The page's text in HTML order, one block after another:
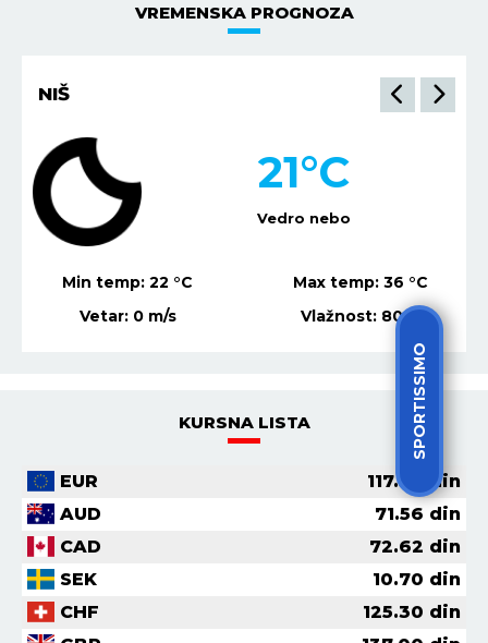
SPORTISSIMO
VREMENSKA PROGNOZA
NIŠ
Vedro nebo
21°C
Min temp:22 °C Max temp: 36 °C
Vetar: 0 m/s Vlažnost: 80 %
KURSNA LISTA
EUR 117.36
din
AUD
71.56 din
CAD
72.62 din
SEK
10.70 din
CHF
125.30 din